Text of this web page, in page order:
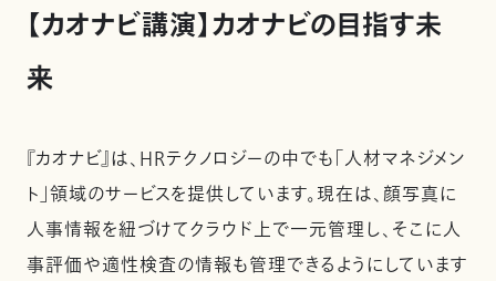
【カオナビ講演】カオナビの目指す未
来
『カオナビ』は、HRテクノロジーの中でも「人材マネジメン
ト」領域のサービスを提供しています。現在は、顔写真に
人事情報を紐づけてクラウド上で一元管理し、そこに人
事評価や適性検査の情報も管理できるようにしています